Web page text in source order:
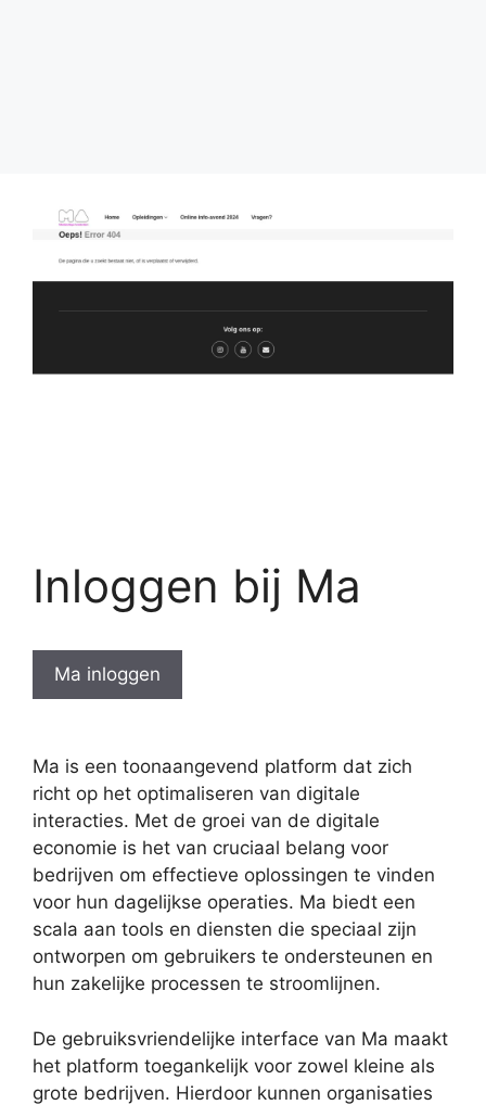
Inloggen bij Ma
Ma inloggen
Ma is een toonaangevend platform dat zich
richt op het optimaliseren van digitale
interacties. Met de groei van de digitale
economie is het van cruciaal belang voor
bedrijven om effectieve oplossingen te vinden
voor hun dagelijkse operaties. Ma biedt een
scala aan tools en diensten die speciaal zijn
ontworpen om gebruikers te ondersteunen en
hun zakelijke processen te stroomlijnen.
De gebruiksvriendelijke interface van Ma maakt
het platform toegankelijk voor zowel kleine als
grote bedrijven. Hierdoor kunnen organisaties